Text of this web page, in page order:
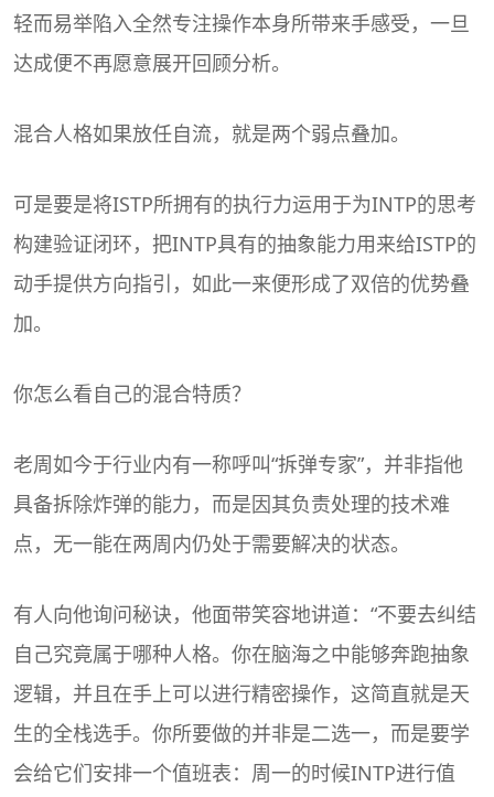
轻而易举陷入全然专注操作本身所带来手感受，一旦
达成便不再愿意展开回顾分析。
混合人格如果放任自流，就是两个弱点叠加。
可是要是将ISTP所拥有的执行力运用于为INTP的思考
构建验证闭环，把INTP具有的抽象能力用来给ISTP的
动手提供方向指引，如此一来便形成了双倍的优势叠
加。
你怎么看自己的混合特质？
老周如今于行业内有一称呼叫“拆弹专家”，并非指他
具备拆除炸弹的能力，而是因其负责处理的技术难
点，无一能在两周内仍处于需要解决的状态。
有人向他询问秘诀，他面带笑容地讲道：“不要去纠结
自己究竟属于哪种人格。你在脑海之中能够奔跑抽象
逻辑，并且在手上可以进行精密操作，这简直就是天
生的全栈选手。你所要做的并非是二选一，而是要学
会给它们安排一个值班表：周一的时候INTP进行值